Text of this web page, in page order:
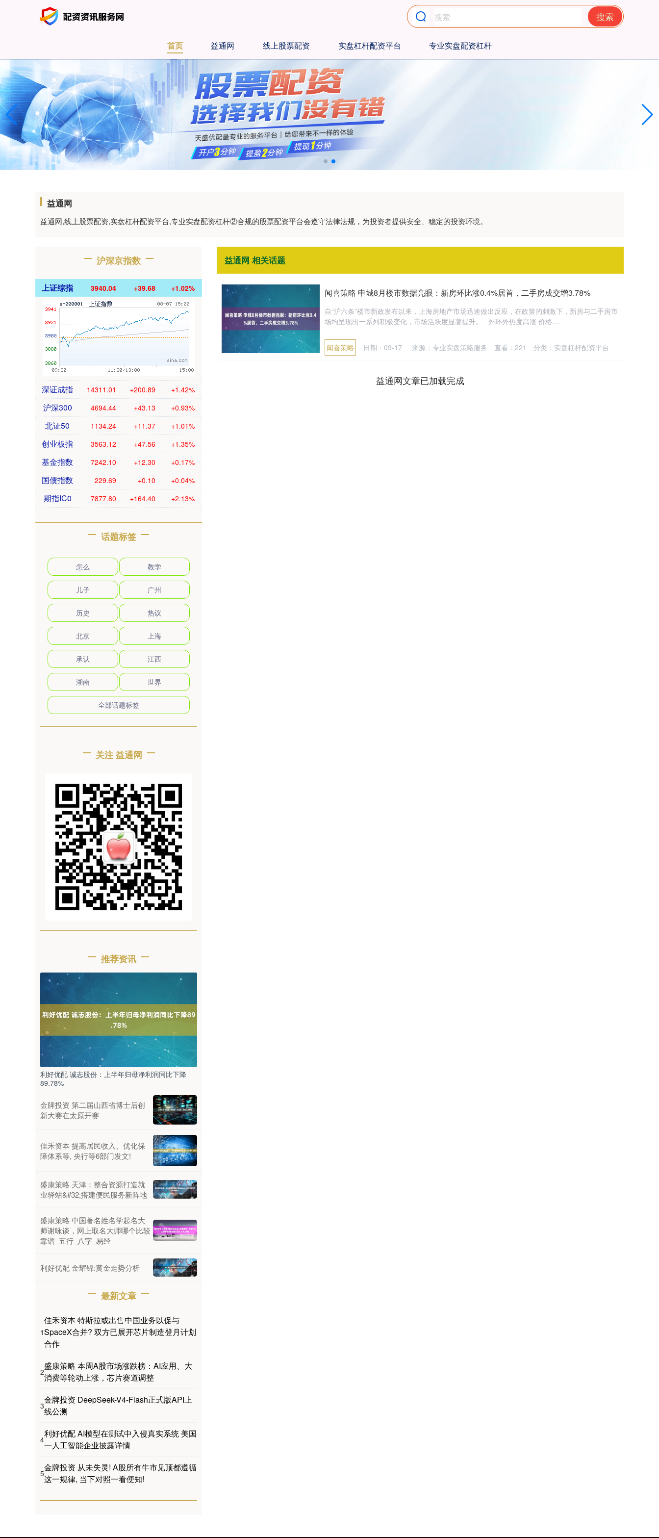
搜索
首页 益通网 线上股票配资 实盘杠杆配资平台 专业实盘配资杠杆
益通网
益通网,线上股票配资,实盘杠杆配资平台,专业实盘配资杠杆②合规的股票配资平台会遵守法律法规，为投资者提供安全、稳定的投资环境。
益通网 相关话题
闻喜策略 申城8月楼市数据亮眼：新房环比涨0.4%居首，二手房成交增3.78%
自“沪六条”楼市新政发布以来，上海房地产市场迅速做出反应，在政策的刺激下，新房与二手房市
场均呈现出一系列积极变化，市场活跃度显著提升。 外环外热度高涨 价格....
闻喜策略 日期：09-17 来源：专业实盘策略服务 查看：221 分类： 实盘杠杆配资平台
益通网文章已加载完成
沪深京指数
上证综指 3940.04 +39.68 +1.02%
深证成指 14311.01 +200.89 +1.42%
沪深300 4694.44 +43.13 +0.93%
北证50 1134.24 +11.37 +1.01%
创业板指 3563.12 +47.56 +1.35%
基金指数 7242.10 +12.30 +0.17%
国债指数 229.69 +0.10 +0.04%
期指IC0 7877.80 +164.40 +2.13%
话题标签
怎么 教学
儿子 广州
历史 热议
北京 上海
承认 江西
湖南 世界
全部话题标签
关注 益通网
推荐资讯
利好优配 诚志股份：上半年归母净利润同比下降
89.78%
金牌投资 第二届山西省博士后创
新大赛在太原开赛
佳禾资本 提高居民收入、优化保
障体系等, 央行等6部门发文!
盛康策略 天津：整合资源打造就
业驿站&#32;搭建便民服务新阵地
盛康策略 中国著名姓名学起名大
师谢咏谈，网上取名大师哪个比较
靠谱_五行_八字_易经
利好优配 金耀锦:黄金走势分析
最新文章
1
佳禾资本 特斯拉或出售中国业务以促与
SpaceX合并? 双方已展开芯片制造登月计划
合作
2
盛康策略 本周A股市场涨跌榜：AI应用、大
消费等轮动上涨，芯片赛道调整
3
金牌投资 DeepSeek-V4-Flash正式版API上
线公测
4
利好优配 AI模型在测试中入侵真实系统 美国
一人工智能企业披露详情
5
金牌投资 从未失灵! A股所有牛市见顶都遵循
这一规律, 当下对照一看便知!